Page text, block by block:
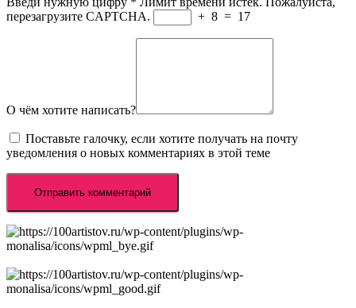
перезагрузите CAPTCHA.
+ 8 = 17
О чём хотите написать?
Поставьте галочку, если хотите получать на почту
уведомления о новых комментариях в этой теме